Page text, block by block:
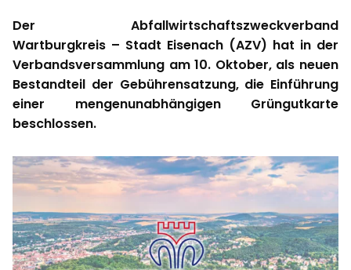
Der Abfallwirtschaftszweckverband
Wartburgkreis – Stadt Eisenach (AZV) hat in der
Verbandsversammlung am 10. Oktober, als neuen
Bestandteil der Gebührensatzung, die Einführung
einer mengenunabhängigen Grüngutkarte
beschlossen.